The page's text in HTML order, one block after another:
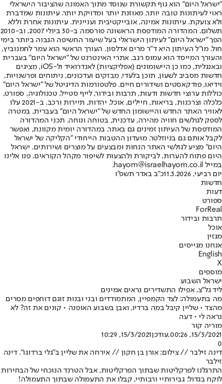
"ישראל היום" הוא גוף תקשורת שנוסד מתוך האמונה שהציבור הישראלי
ראוי לעיתונות טובה יותר, מאוזנת יותר ומדויקת יותר. עיתונות שמדברת
ולא צועקת. עיתונות אמינה, אובייקטיבית ועניינית. עיתונות אחרת וללא
תשלום. המהדורה המודפסת הראשונה פורסמה ב-30 ביולי 2007, וב-2010
הפך "ישראל היום" לעיתון הישראלי בעל שיעור החשיפה הגבוה ביותר בימי
חול. מו"ל העיתון היא ד"ר מרים אדלסון. העורך הראשי הוא עמר לחמנוביץ,
והעורך המייסד הוא עמוס רגב. אתרי האינטרנט של "ישראל היום" בעברית
ובאנגלית, כמו כן היישומונים (אפליקציות) לאנדרואיד ול-iOS, מציגים
חדשות מסביב לשעון, תוכן בלעדי, מבזקים ועדכונים, ניתוחים ופרשנויות,
וידיאו, פודקאסטים ושידורים חיים. פלטפורמות הדיגיטל של "ישראל היום"
כוללות ערוצי חדשות ודעות, תרבות ובידור, לייף סטייל, טכנולוגיה, ספורט,
כלכלה וצרכנות, בריאות, חיילים, אוכל, יהדות, תיירות ורכב. ב-2021 עלו
לאוויר האתר החדש והיישומון החדש של "ישראל היום" בעברית, במטרה
לספק לגולשים חוויה מהירה, עדכנית, בטוחה ונוחה. תכני המהדורה
המודפסת של העיתון זמינים גם באתר, במהדורה יומית מקוונת, ואפשר
לקבל אותם גם בניוזלטר. מועדון ההטבות הייחודי "הקליקה של ישראל
היום" מציע לגולשי האתר הנחות ומבצעים על מוצרים ושירותים. ישראל
היום פתוח להערות, לביקורת ולהצעות לשיפור מקהל הקוראים. פנו אלינו
במייל hayom@israelhayom.co.il.
יום רביעי, 11.3.2026
כ"ב באדר תשפ"ו
חדשות
דעות
ספורט
ForReal
תרבות ובידור
אוכל
מגזין
אנחנו מגייסים
English
X
מוספים
ישראל השבוע
ליד גל"צ, אפילו התשדירים נראים אמינים
מה בתעמולה: לצד הקמפיין, המתמודדים ובני ובנות זוגם דוחפים מסרים
מהצד • שליין קיבל במה ברדיו, ואבן בשבוע האופנה • קונים את זה? לא
נראה לי • דעה
מוריה קור
15/3/2021, 00:26
,עודכן15/3/2021, 10:29
0
דינה זילבר // צילום: אורן בן חקון // אירחה את שליין ב"גלי ברדוגו". דינה
זילבר
התרגלנו לפרקליטות שבתוך הפרקליטות, אבל הטרנד הנוכחי של הבחירות
לוקח בגדול: גבירותיי ורבותיי, קבלו את התעמולה שבתוך התעמולה!